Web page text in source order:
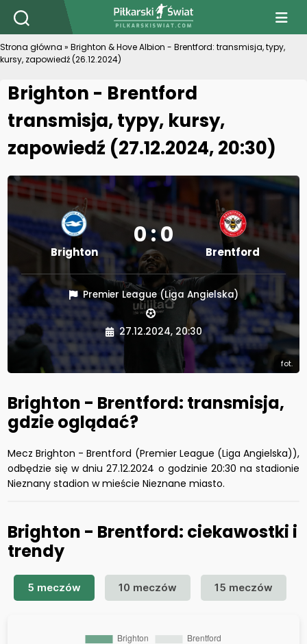
PiłkarskiSwiat.com
Strona główna » Brighton & Hove Albion - Brentford: transmisja, typy,
kursy, zapowiedź (26.12.2024)
Brighton - Brentford
transmisja, typy, kursy,
zapowiedź (27.12.2024, 20:30)
Brighton
0 : 0
Brentford
Premier League (Liga Angielska)
27.12.2024, 20:30
fot.
Brighton - Brentford: transmisja,
gdzie oglądać?
Mecz Brighton - Brentford (Premier League (Liga Angielska)),
odbędzie się w dniu 27.12.2024 o godzinie 20:30 na stadionie
Nieznany stadion w mieście Nieznane miasto.
Brighton - Brentford: ciekawostki i
trendy
5 meczów 10 meczów 15 meczów